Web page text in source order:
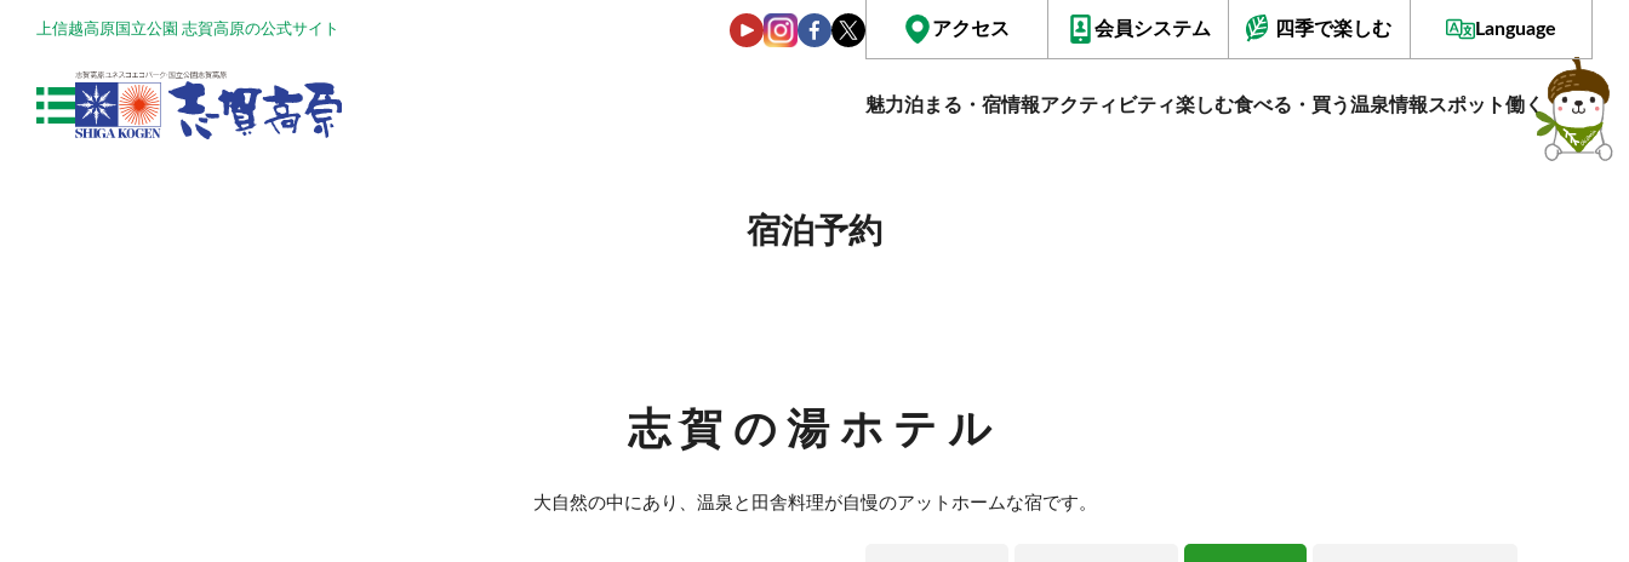
上信越高原国立公園 志賀高原の公式サイト アクセス 会員システム 四季で楽しむ Language
魅力泊まる・宿情報アクティビティ楽しむ食べる・買う温泉情報スポット働く
宿泊予約
志賀の湯ホテル
大自然の中にあり、温泉と田舎料理が自慢のアットホームな宿です。